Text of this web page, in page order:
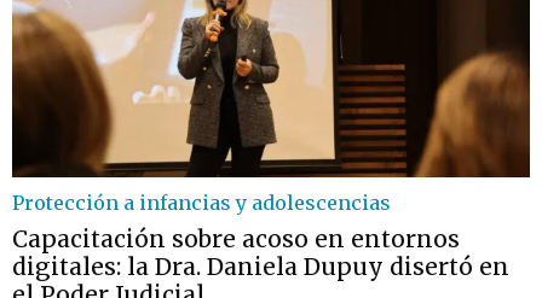
Protección a infancias y adolescencias
Capacitación sobre acoso en entornos
digitales: la Dra. Daniela Dupuy disertó en